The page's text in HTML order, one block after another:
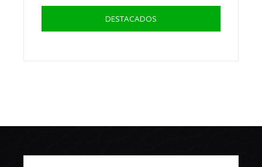
DESTACADOS